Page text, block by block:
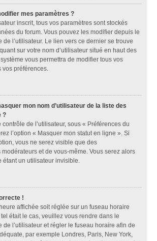
mes paramètres ?
inscrit, tous vos paramètres sont stockés
du forum. Vous pouvez les modifier depuis le
l’utilisateur. Le lien vers ce dernier se trouve
sur votre nom d’utilisateur situé en haut des
vous permettra de modifier tous vos
préférences.
mon nom d’utilisateur de la liste des
?
de l’utilisateur, sous « Préférences du
l’option « Masquer mon statut en ligne ». Si
vous ne serez visible que des
et de vous-même. Vous serez alors
un utilisateur invisible.
!
affichée soit réglée sur un fuseau horaire
était le cas, veuillez vous rendre dans le
de l’utilisateur et régler le fuseau horaire afin de
par exemple Londres, Paris, New York,